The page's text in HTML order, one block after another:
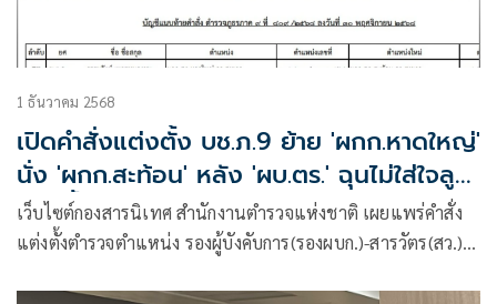
1 ธันวาคม 2568
เปิดคำสั่งแต่งตั้ง บช.ภ.9 ย้าย 'ผกก.หาดใหญ่'
นั่ง 'ผกก.สะท้อน' หลัง 'ผบ.ตร.' ฉุนไม่ใส่ใจลูก
น้องน้ำท่วม
เว็บไซต์กองสารนิเทศ สำนักงานตำรวจแห่งชาติ เผยแพร่คำสั่ง
แต่งตั้งตำรวจตำแหน่ง รองผู้บังคับการ(รองผบก.)-สารวัตร(สว.)